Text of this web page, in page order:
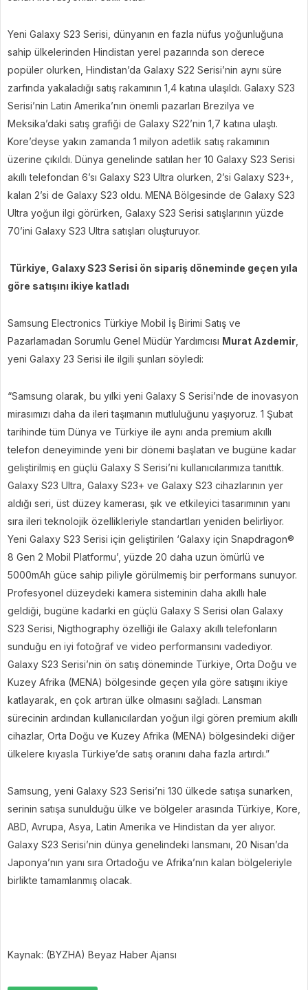
Yeni Galaxy S23 Serisi, dünyanın en fazla nüfus yoğunluğuna
sahip ülkelerinden Hindistan yerel pazarında son derece
popüler olurken, Hindistan’da Galaxy S22 Serisi’nin aynı süre
zarfında yakaladığı satış rakamının 1,4 katına ulaşıldı. Galaxy S23
Serisi’nin Latin Amerika’nın önemli pazarları Brezilya ve
Meksika’daki satış grafiği de Galaxy S22’nin 1,7 katına ulaştı.
Kore’deyse yakın zamanda 1 milyon adetlik satış rakamının
üzerine çıkıldı. Dünya genelinde satılan her 10 Galaxy S23 Serisi
akıllı telefondan 6’sı Galaxy S23 Ultra olurken, 2’si Galaxy S23+,
kalan 2’si de Galaxy S23 oldu. MENA Bölgesinde de Galaxy S23
Ultra yoğun ilgi görürken, Galaxy S23 Serisi satışlarının yüzde
70’ini Galaxy S23 Ultra satışları oluşturuyor.
Türkiye, Galaxy S23 Serisi ön sipariş döneminde geçen yıla
göre satışını ikiye katladı
Samsung Electronics Türkiye Mobil İş Birimi Satış ve
Pazarlamadan Sorumlu Genel Müdür Yardımcısı Murat Azdemir
yeni Galaxy 23 Serisi ile ilgili şunları söyledi:
“Samsung olarak, bu yılki yeni Galaxy S Serisi’nde de inovasyon
mirasımızı daha da ileri taşımanın mutluluğunu yaşıyoruz. 1 Şubat
tarihinde tüm Dünya ve Türkiye ile aynı anda premium akıllı
telefon deneyiminde yeni bir dönemi başlatan ve bugüne kadar
geliştirilmiş en güçlü Galaxy S Serisi’ni kullanıcılarımıza tanıttık.
Galaxy S23 Ultra, Galaxy S23+ ve Galaxy S23 cihazlarının yer
aldığı seri, üst düzey kamerası, şık ve etkileyici tasarımının yanı
sıra ileri teknolojik özellikleriyle standartları yeniden belirliyor.
Yeni Galaxy S23 Serisi için geliştirilen ‘Galaxy için Snapdragon®
8 Gen 2 Mobil Platformu’, yüzde 20 daha uzun ömürlü ve
5000mAh güce sahip piliyle görülmemiş bir performans sunuyor.
Profesyonel düzeydeki kamera sisteminin daha akıllı hale
geldiği, bugüne kadarki en güçlü Galaxy S Serisi olan Galaxy
S23 Serisi, Nigthography özelliği ile Galaxy akıllı telefonların
sunduğu en iyi fotoğraf ve video performansını vadediyor.
Galaxy S23 Serisi’nin ön satış döneminde Türkiye, Orta Doğu ve
Kuzey Afrika (MENA) bölgesinde geçen yıla göre satışını ikiye
katlayarak, en çok artıran ülke olmasını sağladı. Lansman
sürecinin ardından kullanıcılardan yoğun ilgi gören premium akıllı
cihazlar, Orta Doğu ve Kuzey Afrika (MENA) bölgesindeki diğer
ülkelere kıyasla Türkiye’de satış oranını daha fazla artırdı.”
Samsung, yeni Galaxy S23 Serisi’ni 130 ülkede satışa sunarken,
serinin satışa sunulduğu ülke ve bölgeler arasında Türkiye, Kore,
ABD, Avrupa, Asya, Latin Amerika ve Hindistan da yer alıyor.
Galaxy S23 Serisi’nin dünya genelindeki lansmanı, 20 Nisan’da
Japonya’nın yanı sıra Ortadoğu ve Afrika’nın kalan bölgeleriyle
birlikte tamamlanmış olacak.
Kaynak: (BYZHA) Beyaz Haber Ajansı